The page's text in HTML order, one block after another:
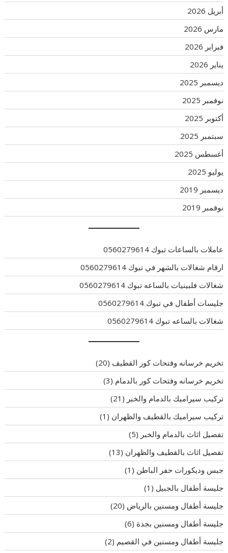
أبريل 2026
مارس 2026
فبراير 2026
يناير 2026
ديسمبر 2025
نوفمبر 2025
أكتوبر 2025
سبتمبر 2025
أغسطس 2025
يوليو 2025
ديسمبر 2019
نوفمبر 2019
عاملات بالساعات تبوك 0560279614
ارقام شغالات بالشهر في تبوك 0560279614
شغالات فلبينيات بالساعه تبوك 0560279614
جليسات أطفال في تبوك 0560279614
شغالات بالساعه تبوك 0560279614
تخريم خرسانه وفتحات كور القطيف (20)
تخريم خرسانه وفتحات كور بالدمام (3)
تركيب سيراميك بالدمام والخبر (21)
تركيب سيراميك بالقطيف والظهران (1)
تفصيل اثاث بالدمام والخبر (5)
تفصيل اثاث بالقطيف والظهران (13)
جبس وديكورات حفر الباطن (1)
جليسة أطفال بالجبيل (1)
جليسة أطفال ومسنين بالرياض (20)
جليسة أطفال ومسنين بجدة (6)
جليسة أطفال ومسنين في القصيم (2)